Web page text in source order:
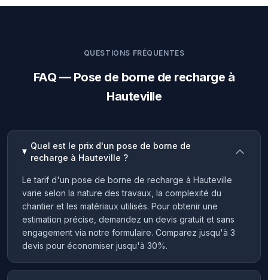
QUESTIONS FRÉQUENTES
FAQ — Pose de borne de recharge à
Hauteville
Quel est le prix d'un pose de borne de
recharge à Hauteville ?
Le tarif d'un pose de borne de recharge à Hauteville
varie selon la nature des travaux, la complexité du
chantier et les matériaux utilisés. Pour obtenir une
estimation précise, demandez un devis gratuit et sans
engagement via notre formulaire. Comparez jusqu'à 3
devis pour économiser jusqu'à 30%.